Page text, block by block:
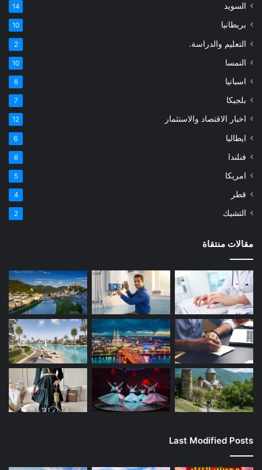
السويد 14
بريطانيا 10
التعليم والدراسة. 2
النمسا 10
اسبانيا 8
بلجيكا 7
اخبار الاقتصاد والاستثمار 12
ايطاليا 6
فنلندا 6
امريكا 5
قطر 4
التشيك 2
مقالات منتقاة
Last Modified Posts